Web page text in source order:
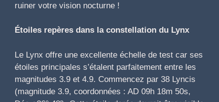
ruiner votre vision nocturne !
Étoiles repères dans la constellation du Lynx
Le Lynx offre une excellente échelle de test car ses
étoiles principales s’étalent parfaitement entre les
magnitudes 3.9 et 4.9. Commencez par 38 Lyncis
(magnitude 3.9, coordonnées : AD 09h 18m 50s,